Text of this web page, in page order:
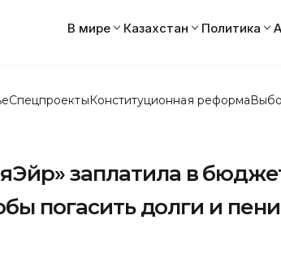
В мире Казахстан Политика
СпецпроектыКонституционная реформа
заплатила в
погасить долги и